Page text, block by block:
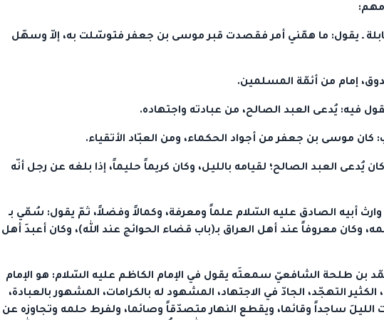
ـ يقول: ما همّني أمر فقصدت قبر موسى بن جعفر فتوسّلت به، إلاّ وسهّل
إمام من أئمّة المسلمين.
فيه: يُدعى العبد الصالح، من عبادته واجتهاده.
كان موسى بن جعفر من أجواد الحكماء، ومن العبّاد الأتقياء.
يُدعى العبد الصالح؛ لقيامه بالليل، وكان كريماً حليماً، إذا بلغه عن رجل أنّه
أبيه الصادق عليه السّلام علماً ومعرفة، وكمالاً وفضلاً، ثمّ يقول: سُمّي بـ
وكان معروفاً عند أهل العراق بـ(باب قضاء الحوائج عند الله)، وكان أعبدَ أهل
بن طلحة الشافعيّ سمعتَه يقول في الإمام الكاظم عليه السّلام: هو الإمام
الكثير التهجّد، الجادّ في الاجتهاد، المشهود له بالكرامات، المشهور بالعبادة،
الليلَ ساجداً وقائما، ويقطع النهار متصدّقاً وصائما، ولفرط حلمه وتجاوزه عن